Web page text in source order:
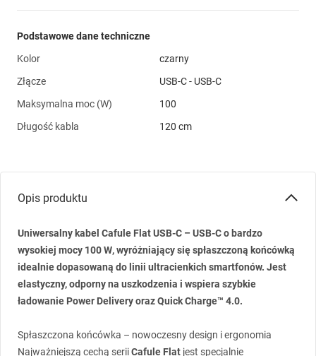
Podstawowe dane techniczne
Kolor
czarny
Złącze
USB-C - USB-C
Maksymalna moc (W)
100
Długość kabla
120 cm
Opis produktu
Uniwersalny kabel Cafule FlatUSB-C – USB-Co bardzo
wysokiej mocy 100 W, wyróżniający się spłaszczoną końcówką
idealnie dopasowaną do linii ultracienkich smartfonów. Jest
elastyczny, odporny na uszkodzenia i wspiera szybkie
ładowanie Power DeliveryorazQuick Charge™ 4.0.
Spłaszczona końcówka – nowoczesny design i ergonomia
Najważniejszą cechą seriiCafule Flat jest specjalnie